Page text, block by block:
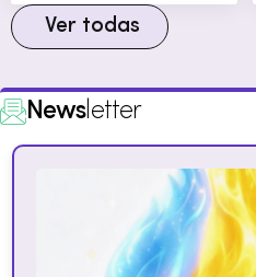
Ver todas
Newsletter